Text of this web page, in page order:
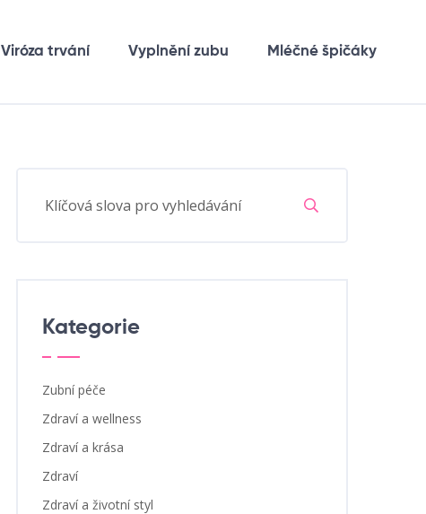
Viróza trvání Vyplnění zubu Mléčné špičáky
Kategorie
Zubní péče
Zdraví a wellness
Zdraví a krása
Zdraví
Zdraví a životní styl